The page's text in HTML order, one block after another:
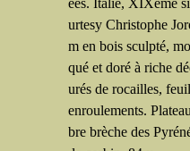
ées. Italie, XIXème
urtesy Christophe
m en bois sculpté,
qué et doré à riche
urés de rocailles,
enroulements.
bre brèche des